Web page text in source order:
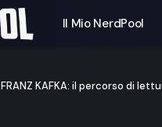
Il Mio NerdPool
FRANZ KAFKA: il percorso di